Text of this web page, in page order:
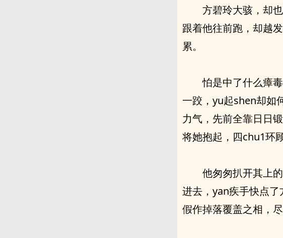
方碧玲大骇，却
跟着他往前跑，却越
累。
怕是中了什么瘴
一跤，yu起shen却如
力气，先前全靠日日
将她抱起，四chu1环
他匆匆扒开其上
进去，yan疾手快点
假作掉落覆盖之相，